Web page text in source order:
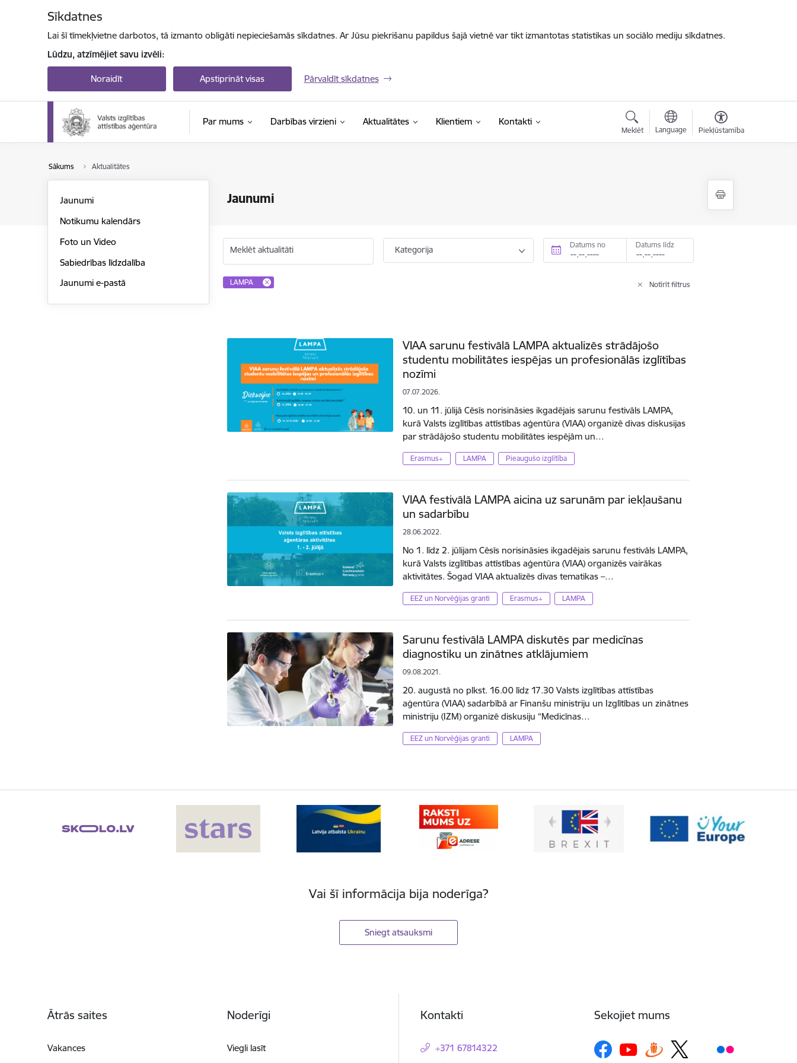
Sīkdatnes
Lai šī tīmekļvietne darbotos, tā izmanto obligāti nepieciešamās sīkdatnes. Ar Jūsu piekrišanu papildus šajā vietnē var tikt izmantotas statistikas un sociālo mediju sīkdatnes.
Lūdzu, atzīmējiet savu izvēli:
Noraidīt Apstiprināt visas Pārvaldīt sīkdatnes
Par mums Darbības virzieni Aktualitātes Klientiem Kontakti
Meklēt Language Piekļūstamība
Sākums Aktualitātes
Jaunumi
Jaunumi
Notikumu kalendārs
Foto un Video
Sabiedrības līdzdalība
Jaunumi e-pastā
Meklēt aktualitāti Kategorija Datums no Datums līdz
LAMPA Notīrīt filtrus
VIAA sarunu festivālā LAMPA aktualizēs strādājošo
studentu mobilitātes iespējas un profesionālās izglītības
nozīmi
07.07.2026.
10. un 11. jūlijā Cēsīs norisināsies ikgadējais sarunu festivāls LAMPA,
kurā Valsts izglītības attīstības aģentūra (VIAA) organizē divas diskusijas
par strādājošo studentu mobilitātes iespējām un…
Erasmus+ LAMPA Pieaugušo izglītība
VIAA festivālā LAMPA aicina uz sarunām par iekļaušanu
un sadarbību
28.06.2022.
No 1. līdz 2. jūlijam Cēsīs norisināsies ikgadējais sarunu festivāls LAMPA,
kurā Valsts izglītības attīstības aģentūra (VIAA) organizēs vairākas
aktivitātes. Šogad VIAA aktualizēs divas tematikas –…
EEZ un Norvēģijas granti Erasmus+ LAMPA
Sarunu festivālā LAMPA diskutēs par medicīnas
diagnostiku un zinātnes atklājumiem
09.08.2021.
20. augustā no plkst. 16.00 līdz 17.30 Valsts izglītības attīstības
aģentūra (VIAA) sadarbībā ar Finanšu ministriju un Izglītības un zinātnes
ministriju (IZM) organizē diskusiju “Medicīnas…
EEZ un Norvēģijas granti LAMPA
Vai šī informācija bija noderīga?
Sniegt atsauksmi
Ātrās saites
Vakances
Noderīgi
Viegli lasīt
Kontakti
+371 67814322
Sekojiet mums